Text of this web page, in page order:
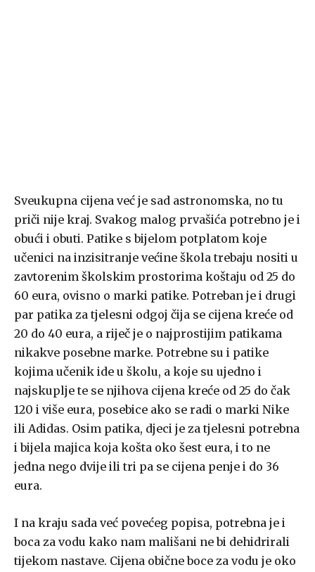
Sveukupna cijena već je sad astronomska, no tu
priči nije kraj. Svakog malog prvašića potrebno je i
obući i obuti. Patike s bijelom potplatom koje
učenici na inzisitranje većine škola trebaju nositi u
zavtorenim školskim prostorima koštaju od 25 do
60 eura, ovisno o marki patike. Potreban je i drugi
par patika za tjelesni odgoj čija se cijena kreće od
20 do 40 eura, a riječ je o najprostijim patikama
nikakve posebne marke. Potrebne su i patike
kojima učenik ide u školu, a koje su ujedno i
najskuplje te se njihova cijena kreće od 25 do čak
120 i više eura, posebice ako se radi o marki Nike
ili Adidas. Osim patika, djeci je za tjelesni potrebna
i bijela majica koja košta oko šest eura, i to ne
jedna nego dvije ili tri pa se cijena penje i do 36
eura.
I na kraju sada već povećeg popisa, potrebna je i
boca za vodu kako nam mališani ne bi dehidrirali
tijekom nastave. Cijena obične boce za vodu je oko